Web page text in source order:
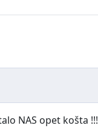
NAS opet košta !!!